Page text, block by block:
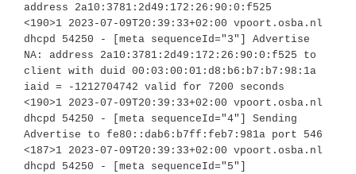
address 2a10:3781:2d49:172:26:90:0:f525
<190>1 2023-07-09T20:39:33+02:00 vpoort.osba.nl
dhcpd 54250 - [meta sequenceId="3"] Advertise
NA: address 2a10:3781:2d49:172:26:90:0:f525 to
client with duid 00:03:00:01:d8:b6:b7:b7:98:1a
iaid = -1212704742 valid for 7200 seconds
<190>1 2023-07-09T20:39:33+02:00 vpoort.osba.nl
dhcpd 54250 - [meta sequenceId="4"] Sending
Advertise to fe80::dab6:b7ff:feb7:981a port 546
<187>1 2023-07-09T20:39:33+02:00 vpoort.osba.nl
dhcpd 54250 - [meta sequenceId="5"]